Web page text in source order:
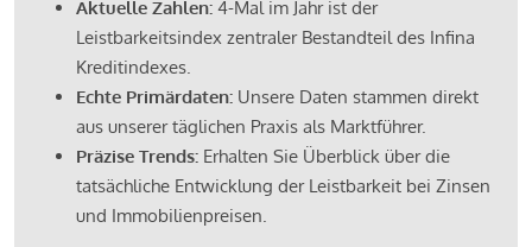
Aktuelle Zahlen: 4-Mal im Jahr ist der
Leistbarkeitsindex zentraler Bestandteil des Infina
Kreditindexes.
Echte Primärdaten: Unsere Daten stammen direkt
aus unserer täglichen Praxis als Marktführer.
Präzise Trends: Erhalten Sie Überblick über die
tatsächliche Entwicklung der Leistbarkeit bei Zinsen
und Immobilienpreisen.